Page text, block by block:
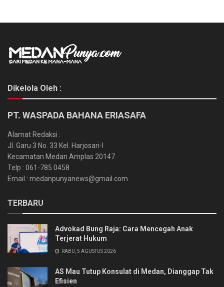
Dikelola Oleh :
PT. WASPADA BAHANA ERIASAFA
Alamat Redaksi :
Jl. Garu 3 No. 33 Kel. Harjosari-I
Kecamatan Medan Amplas 20147
Telp : 061-785 0458
Email : medanpunyanews@gmail.com
TERBARU
Advokad Bung Raja: Cara Mencegah Anak
Terjerat Hukum
RABU, 5 AGUSTUS 2026
AS Mau Tutup Konsulat di Medan, Dianggap Tak
Efisien